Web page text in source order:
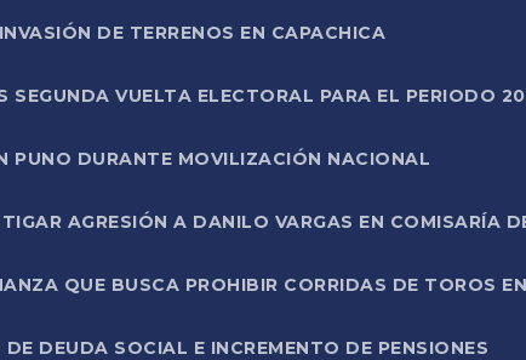
DE TERRENOS EN CAPACHICA
VUELTA ELECTORAL PARA EL PERIODO
PUNO DURANTE MOVILIZACIÓN NACIONAL
AGRESIÓN A DANILO VARGAS EN COMISARÍA
QUE BUSCA PROHIBIR CORRIDAS DE TOROS
DEUDA SOCIAL E INCREMENTO DE PENSIONES